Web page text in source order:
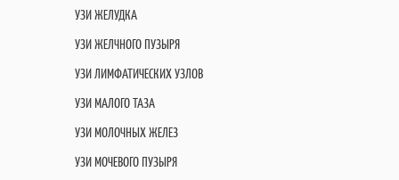
УЗИ ЖЕЛУДКА
УЗИ ЖЕЛЧНОГО ПУЗЫРЯ
УЗИ ЛИМФАТИЧЕСКИХ УЗЛОВ
УЗИ МАЛОГО ТАЗА
УЗИ МОЛОЧНЫХ ЖЕЛЕЗ
УЗИ МОЧЕВОГО ПУЗЫРЯ